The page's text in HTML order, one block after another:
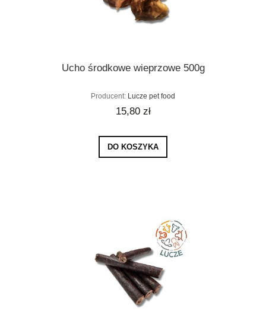
Ucho środkowe wieprzowe 500g
Producent: Lucze pet food
15,80 zł
DO KOSZYKA